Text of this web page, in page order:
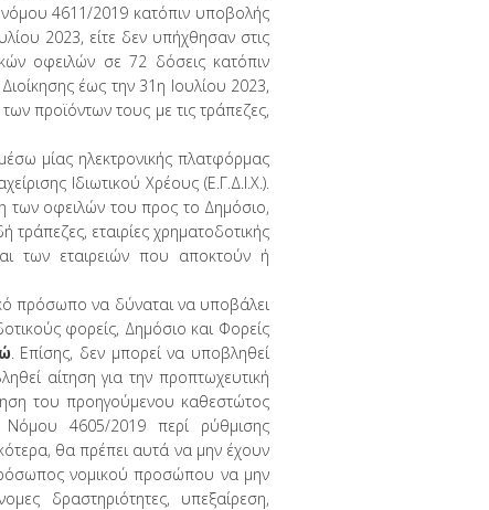
4611/2019 κατόπιν υποβολής
2023, είτε δεν υπήχθησαν στις
οφειλών σε 72 δόσεις κατόπιν
έως την 31η Ιουλίου 2023,
προϊόντων τους με τις τράπεζες,
μίας ηλεκτρονικής πλατφόρμας
Ιδιωτικού Χρέους (Ε.Γ.Δ.Ι.Χ.).
των οφειλών του προς το Δημόσιο,
εταιρίες χρηματοδοτικής
των εταιρειών που αποκτούν ή
πρόσωπο να δύναται να υποβάλει
φορείς, Δημόσιο και Φορείς
. Επίσης, δεν μπορεί να υποβληθεί
αίτηση για την προπτωχευτική
του προηγούμενου καθεστώτος
4605/2019 περί ρύθμισης
θα πρέπει αυτά να μην έχουν
νομικού προσώπου να μην
δραστηριότητες, υπεξαίρεση,